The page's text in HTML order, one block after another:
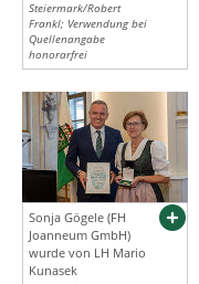
Steiermark/Robert
Frankl; Verwendung bei
Quellenangabe
honorarfrei
Sonja Gögele (FH
Joanneum GmbH)
wurde von LH Mario
Kunasek